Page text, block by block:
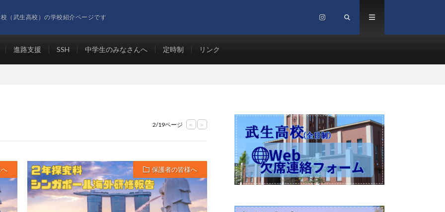
（武生高校）の学校紹介ページです
進路支援 SSH 中学生のみなさんへ 定時制 リンク
2/19ページ < >
保護者の皆様へ